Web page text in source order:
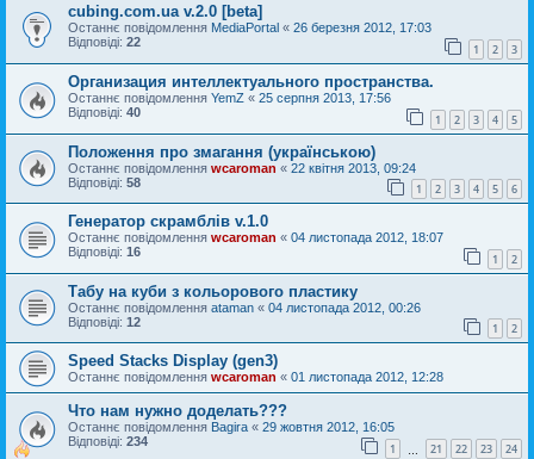
cubing.com.ua v.2.0 [beta]
Останнє повідомлення MediaPortal « 26 березня 2012, 17:03
Відповіді: 22 1 2 3
Организация интеллектуального пространства.
Останнє повідомлення YemZ « 25 серпня 2013, 17:56
Відповіді: 40 1 2 3 4 5
Положення про змагання (українською)
Останнє повідомлення wcaroman « 22 квітня 2013, 09:24
Відповіді: 58 1 2 3 4 5 6
Генератор скрамблів v.1.0
Останнє повідомлення wcaroman « 04 листопада 2012, 18:07
Відповіді: 16 1 2
Табу на куби з кольорового пластику
Останнє повідомлення ataman « 04 листопада 2012, 00:26
Відповіді: 12 1 2
Speed Stacks Display (gen3)
Останнє повідомлення wcaroman « 01 листопада 2012, 12:28
Что нам нужно доделать???
Останнє повідомлення Bagira « 29 жовтня 2012, 16:05
Відповіді: 234 1 21 22 23 24